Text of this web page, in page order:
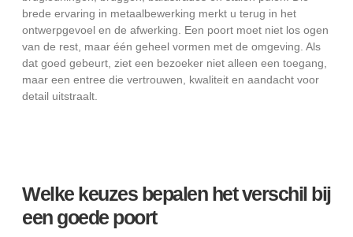
brede ervaring in metaalbewerking merkt u terug in het
ontwerpgevoel en de afwerking. Een poort moet niet los ogen
van de rest, maar één geheel vormen met de omgeving. Als
dat goed gebeurt, ziet een bezoeker niet alleen een toegang,
maar een entree die vertrouwen, kwaliteit en aandacht voor
detail uitstraalt.
Welke keuzes bepalen het verschil bij
een goede poort